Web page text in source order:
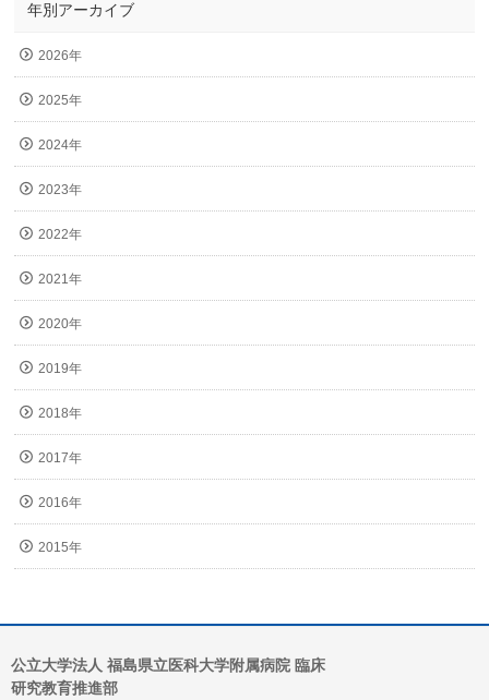
年別アーカイブ
2026年
2025年
2024年
2023年
2022年
2021年
2020年
2019年
2018年
2017年
2016年
2015年
公立大学法人 福島県立医科大学附属病院 臨床
研究教育推進部